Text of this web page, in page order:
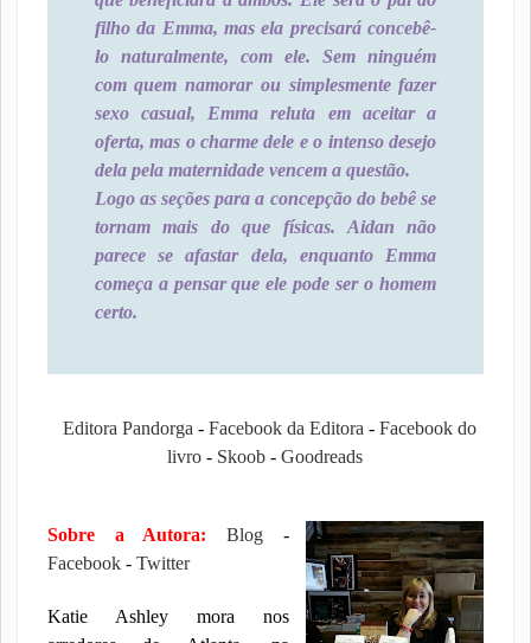
filho da Emma, mas ela precisará concebê-
lo naturalmente, com ele. Sem ninguém
com quem namorar ou simplesmente fazer
sexo casual, Emma reluta em aceitar a
oferta, mas o charme dele e o intenso desejo
dela pela maternidade vencem a questão.
Logo as seções para a concepção do bebê se
tornam mais do que físicas. Aidan não
parece se afastar dela, enquanto Emma
começa a pensar que ele pode ser o homem
certo.
Editora Pandorga -Facebook da Editora -Facebook do
livro - Skoob -Goodreads
Sobre a Autora:Blog -
Facebook- Twitter
Katie Ashley mora nos